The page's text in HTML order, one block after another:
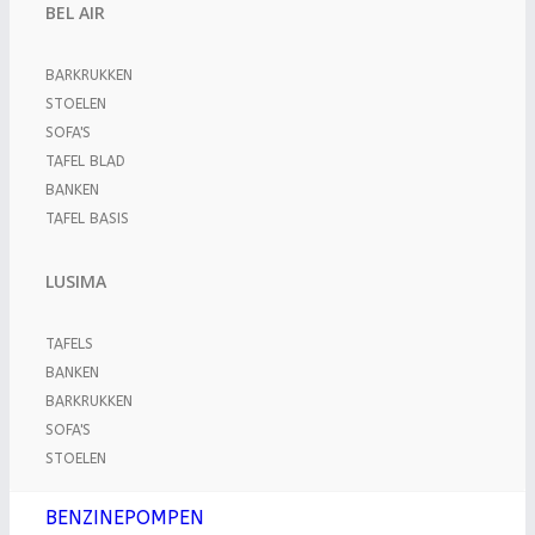
BEL AIR
BARKRUKKEN
STOELEN
SOFA'S
TAFEL BLAD
BANKEN
TAFEL BASIS
LUSIMA
TAFELS
BANKEN
BARKRUKKEN
SOFA'S
STOELEN
BENZINEPOMPEN